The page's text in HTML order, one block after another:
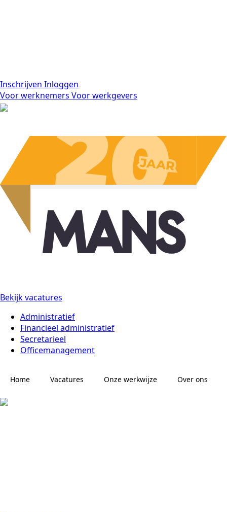
Inschrijven Inloggen
Voor werknemers Voor werkgevers
Bekijk vacatures
Administratief
Financieel administratief
Secretarieel
Officemanagement
Home Vacatures Onze werkwijze Over ons